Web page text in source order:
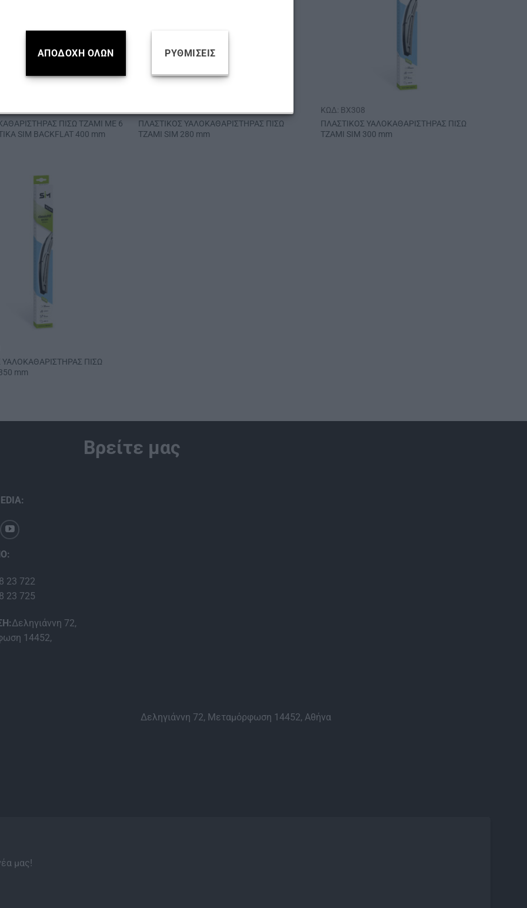
ΑΠΟΔΟΧΉ ΌΛΩΝ ΡΥΘΜΊΣΕΙΣ
ΠΙΣΩ ΤΖΑΜΙ ΜΕ 6
SIM BACKFLAT 400 mm
ΚΩΔ: BX282
ΠΛΑΣΤΙΚΟΣ ΥΑΛΟΚΑΘΑΡΙΣΤΗΡΑΣ ΠΙΣΩ
ΤΖΑΜΙ SIM 280 mm
ΚΩΔ: BX308
ΠΛΑΣΤΙΚΟΣ ΥΑΛΟΚΑΘΑΡΙΣΤΗΡΑΣ ΠΙΣΩ
ΤΖΑΜΙ SIM 300 mm
ΥΑΛΟΚΑΘΑΡΙΣΤΗΡΑΣ ΠΙΣΩ
mm
Βρείτε μας
23 722
23 725
Δεληγιάννη 72,
14452,
Δεληγιάννη 72, Μεταμόρφωση 14452, Αθήνα
μας!